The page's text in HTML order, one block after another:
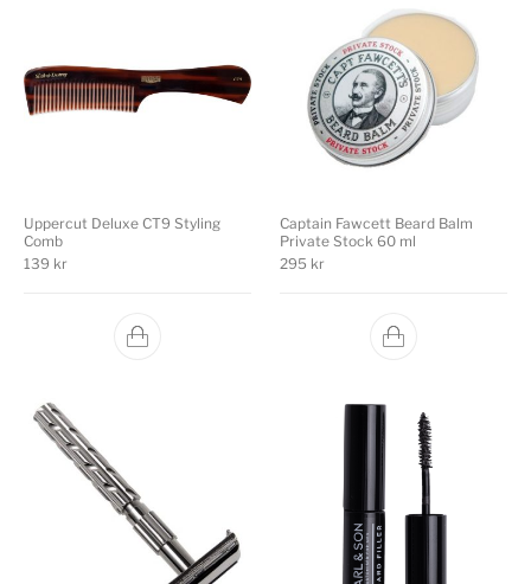
Uppercut Deluxe CT9 Styling
Comb
139 kr
Captain Fawcett Beard Balm
Private Stock 60 ml
295 kr